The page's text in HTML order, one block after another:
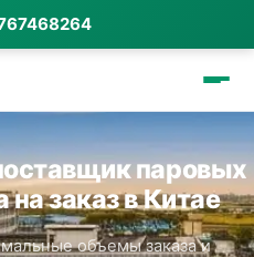
паровых
заказ в Китае
объемы заказа и